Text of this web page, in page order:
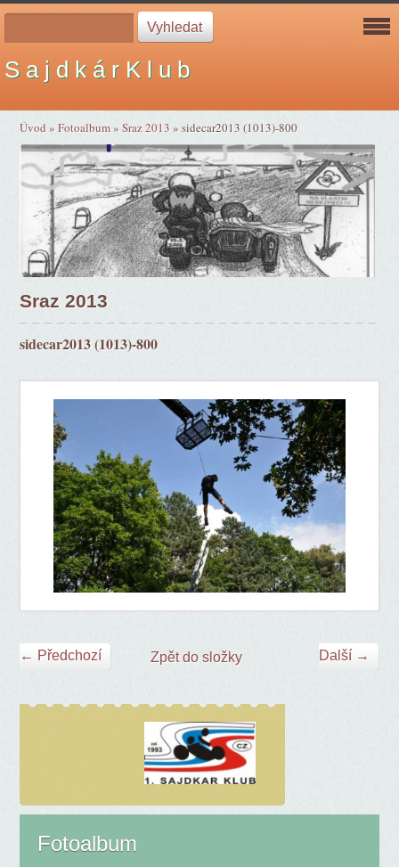
S a j d k á r K l u b
Úvod »Fotoalbum»Sraz 2013 »sidecar2013 (1013)-800
Sraz 2013
sidecar2013 (1013)-800
← Předchozí Další →
Zpět do složky
Fotoalbum